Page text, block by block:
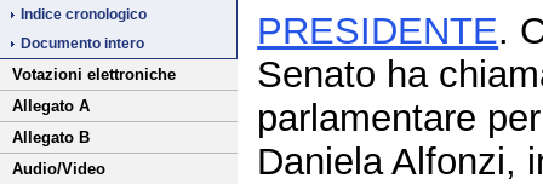
Indice cronologico
Documento intero
Votazioni elettroniche
Allegato A
Allegato B
Audio/Video
PRESIDENTE.
Senato ha
parlamentare
Daniela Alfonzi,